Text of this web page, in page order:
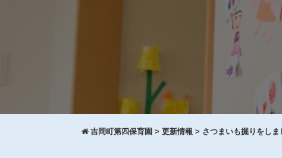
吉岡町第四保育園 > 更新情報 > さつまいも掘りをし